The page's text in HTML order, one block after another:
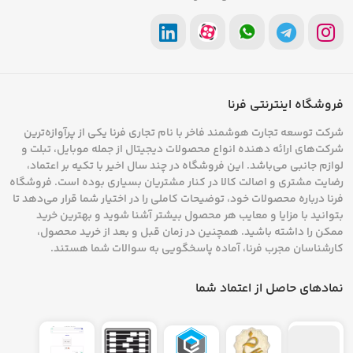
فراهم می‌سازند. در مدل‌های فلیپ، حالت ایستاده
تماس تصویری برقرار نمود یا حتی ویدئو ضبط کرد.
نمایشگرهای داخلی این سری محصولات نیز به لمس
انگشتان حساس هستند و از فناوری لمسی
چندگانه(multi-touch)با دقت بالا بهره می‌برند. در
کل، مزایای گوشی تاشو لمسی عبارتند از:
پشتیبانی از قلم در برخی مدل‌هامانندFold؛
قابلیت مولتی‌تسکینگ با اجرای هم‌زمان چند
فروشگاه اینترنتی فرنا
شرکت توسعه تجارت هوشمند فاخر با نام تجاری فرنا یکی از پرآوازه‌ترین
شرکت‌های ارائه دهنده انواع محصولات دیجیتال از جمله موبایل، تبلت و
لوازم جانبی می‌باشد. این فروشگاه در چند سال اخیر با تکیه بر اعتماد،
رضایت مشتری و اصالت کالا در کنار مشتریان بسیاری بوده است. فروشگاه
فرنا درباره محصولات خود، توضیحات کاملی را در اختیار شما قرار می‌دهد تا
بتوانید با مزایا و معایب هر محصول بیشتر آشنا شوید و بهترین خرید
ممکن را داشته باشید. همچنین در زمان قبل و بعد از خرید محصول،
کارشناسان مجرب فرنا، آماده پاسخگویی به سوالات شما هستند.
نمادهای حاصل از اعتماد شما